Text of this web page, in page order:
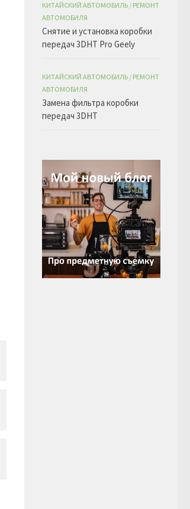
КИТАЙСКИЙ АВТОМОБИЛЬ / РЕМОНТ
АВТОМОБИЛЯ
Снятие и установка коробки
передач 3DHT Pro Geely
КИТАЙСКИЙ АВТОМОБИЛЬ / РЕМОНТ
АВТОМОБИЛЯ
Замена фильтра коробки
передач 3DHT